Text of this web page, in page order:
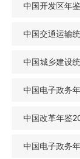
中国开发区年
中国交通运输
中国城乡建设
中国电子政务
中国改革年鉴
中国电子政务